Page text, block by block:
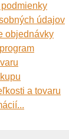
údajov
objednávky
a tovaru